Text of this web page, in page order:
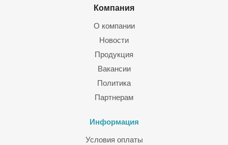
Компания
О компании
Новости
Продукция
Вакансии
Политика
Партнерам
Информация
Условия оплаты